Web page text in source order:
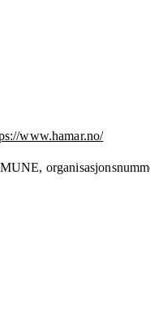
www.hamar.no/